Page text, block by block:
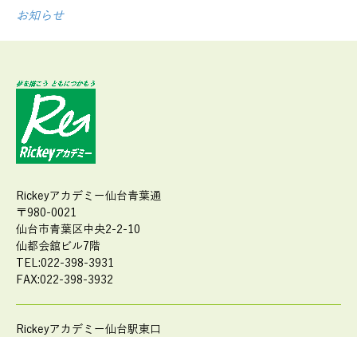
お知らせ
Rickeyアカデミー仙台青葉通
〒980-0021
仙台市青葉区中央2-2-10
仙都会舘ビル7階
TEL:022-398-3931
FAX:022-398-3932
Rickeyアカデミー仙台駅東口